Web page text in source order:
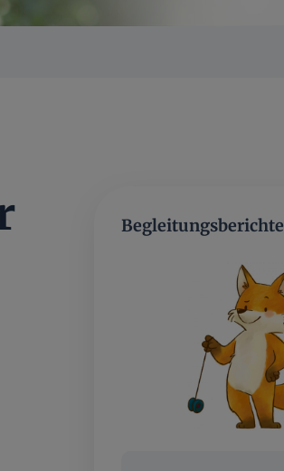
Begleitungsberichte